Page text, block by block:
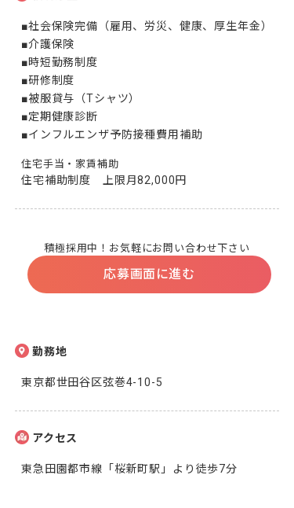
■社会保険完備（雇用、労災、健康、厚生年金）
■介護保険
■時短勤務制度
■研修制度
■被服貸与（Tシャツ）
■定期健康診断
■インフルエンザ予防接種費用補助
住宅手当・家賃補助
住宅補助制度　上限月82,000円
積極採用中！お気軽にお問い合わせ下さい
応募画面に進む
勤務地
東京都世田谷区弦巻4-10-5
アクセス
東急田園都市線「桜新町駅」より徒歩7分